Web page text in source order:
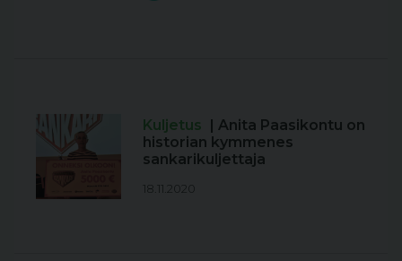
Kuljetus | Anita Paasikontu on
historian kymmenes
sankarikuljettaja
18.11.2020